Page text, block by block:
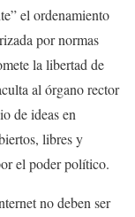
el ordenamiento
por normas
la libertad de
al órgano rector
de ideas en
libres y
el poder político.
no deben ser